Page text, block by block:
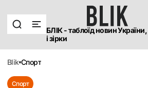
БЛІК - таблоїд новин
і зірки
blik спорт
Спорт